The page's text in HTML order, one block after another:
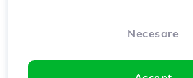
Necesare